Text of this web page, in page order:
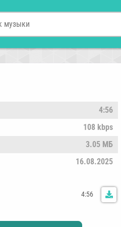
4:56
108 kbps
3.05 МБ
16.08.2025
4:56